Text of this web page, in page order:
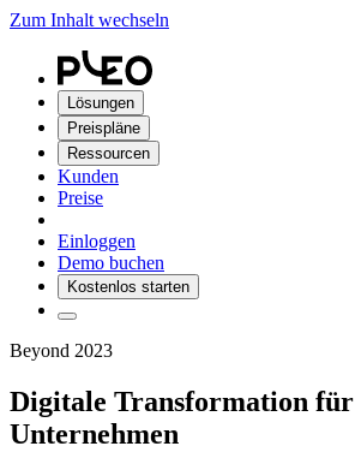
Zum Inhalt wechseln
Lösungen
Preispläne
Ressourcen
Kunden
Preise
Einloggen
Demo buchen
Kostenlos starten
Beyond 2023
Digitale Transformation für
Unternehmen